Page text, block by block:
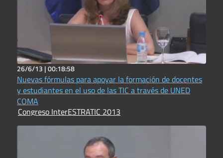
26/6/13 |00:18:58
Nuevas fórmulas para apoyar la formación de docentes
y estudiantes en el uso de las TIC a través de UNED
COMA
Congreso InterESTRATIC 2013